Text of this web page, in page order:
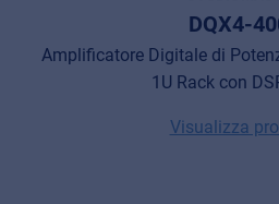
DQX4-
Amplificatore Digitale di
1U Rack con
Visualizza